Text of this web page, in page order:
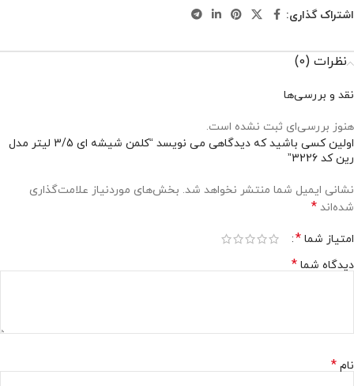
اشتراک گذاری:
نظرات (0)
نقد و بررسی‌ها
هنوز بررسی‌ای ثبت نشده است.
اولین کسی باشید که دیدگاهی می نویسد “کلمن شیشه ای 3/5 لیتر مدل
رین کد 3226”
نشانی ایمیل شما منتشر نخواهد شد. بخش‌های موردنیاز علامت‌گذاری
شده‌اند *
امتیاز شما *
دیدگاه شما *
نام *